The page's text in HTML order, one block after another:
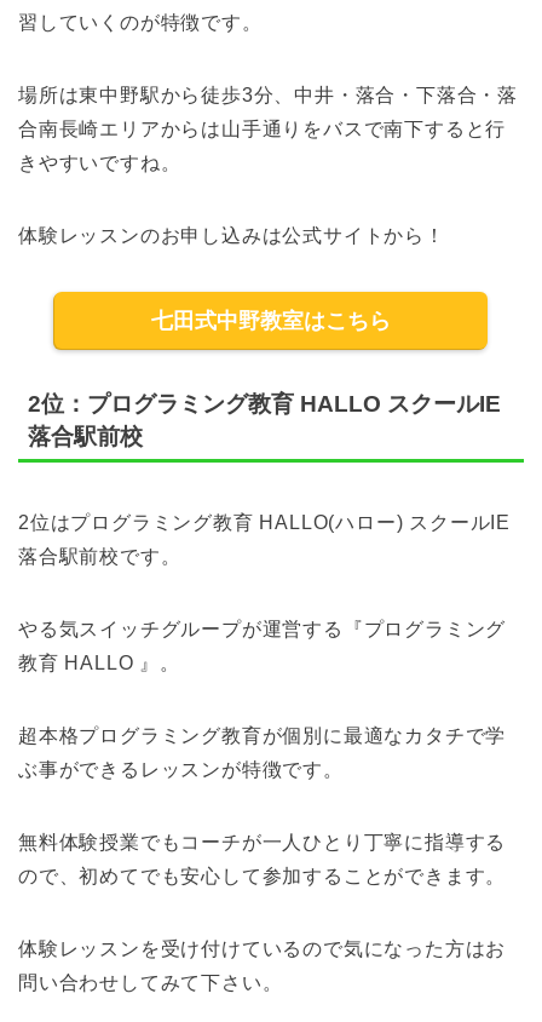
習していくのが特徴です。
場所は東中野駅から徒歩3分、中井・落合・下落合・落
合南長崎エリアからは山手通りをバスで南下すると行
きやすいですね。
体験レッスンのお申し込みは公式サイトから！
七田式中野教室はこちら
2位：プログラミング教育 HALLO スクールIE
落合駅前校
2位はプログラミング教育 HALLO(ハロー) スクールIE
落合駅前校です。
やる気スイッチグループが運営する『プログラミング
教育 HALLO 』。
超本格プログラミング教育が個別に最適なカタチで学
ぶ事ができるレッスンが特徴です。
無料体験授業でもコーチが一人ひとり丁寧に指導する
ので、初めてでも安心して参加することができます。
体験レッスンを受け付けているので気になった方はお
問い合わせしてみて下さい。